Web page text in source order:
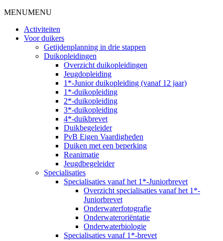
MENUMENU
Activiteiten
Voor duikers
Getijdenplanning in drie stappen
Duikopleidingen
Overzicht duikopleidingen
Jeugdopleiding
1*-Junior duikopleiding (vanaf 12 jaar)
1*-duikopleiding
2*-duikopleiding
3*-duikopleiding
4*-duikbrevet
Duikbegeleider
PvB Eigen Vaardigheden
Duiken met een beperking
Reanimatie
Jeugdbegeleider
Specialisaties
Specialisaties vanaf het 1*-Juniorbrevet
Overzicht specialisaties vanaf het 1*-
Juniorbrevet
Onderwaterfotografie
Onderwateroriëntatie
Onderwaterbiologie
Specialisaties vanaf 1*-brevet